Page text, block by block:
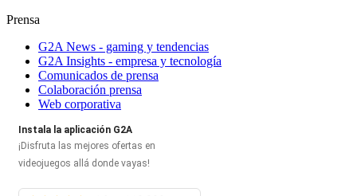
Prensa
G2A News - gaming y tendencias
G2A Insights - empresa y tecnología
Comunicados de prensa
Colaboración prensa
Web corporativa
Instala la aplicación G2A
¡Disfruta las mejores ofertas en
videojuegos allá donde vayas!